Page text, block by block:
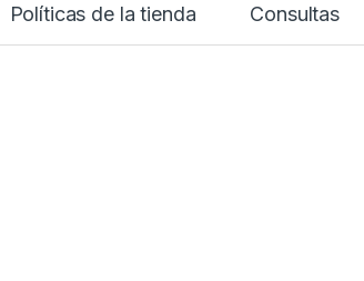
Políticas de la tienda Consultas